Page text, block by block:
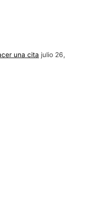
una cita julio 26,